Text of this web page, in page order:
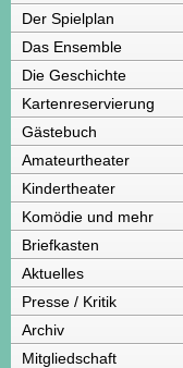
Der Spielplan
Das Ensemble
Die Geschichte
Kartenreservierung
Gästebuch
Amateurtheater
Kindertheater
Komödie und mehr
Briefkasten
Aktuelles
Presse / Kritik
Archiv
Mitgliedschaft